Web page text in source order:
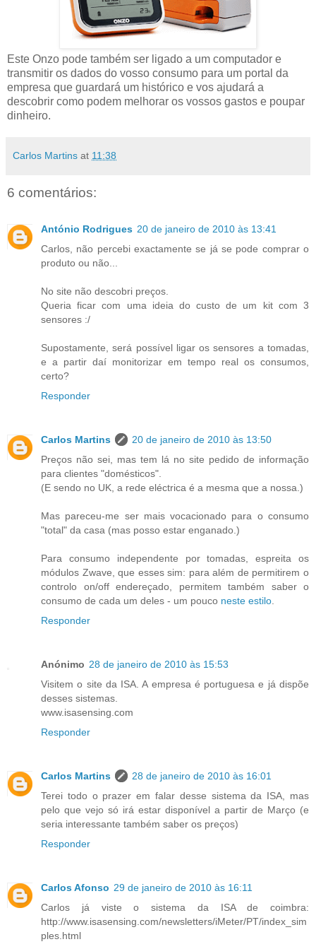
Este Onzo pode também ser ligado a um computador e
transmitir os dados do vosso consumo para um portal da
empresa que guardará um histórico e vos ajudará a
descobrir como podem melhorar os vossos gastos e poupar
dinheiro.
Carlos Martins at 11:38
6 comentários:
António Rodrigues 20 de janeiro de 2010 às 13:41
Carlos, não percebi exactamente se já se pode comprar o
produto ou não...
No site não descobri preços.
Queria ficar com uma ideia do custo de um kit com 3
sensores :/
Supostamente, será possível ligar os sensores a tomadas,
e a partir daí monitorizar em tempo real os consumos,
certo?
Responder
Carlos Martins
20 de janeiro de 2010 às 13:50
Preços não sei, mas tem lá no site pedido de informação
para clientes "domésticos".
(E sendo no UK, a rede eléctrica é a mesma que a nossa.)
Mas pareceu-me ser mais vocacionado para o consumo
"total" da casa (mas posso estar enganado.)
Para consumo independente por tomadas, espreita os
módulos Zwave, que esses sim: para além de permitirem o
controlo on/off endereçado, permitem também saber o
consumo de cada um deles - um pouco neste estilo
Responder
Anónimo 28 de janeiro de 2010 às 15:53
Visitem o site da ISA. A empresa é portuguesa e já dispõe
desses sistemas.
www.isasensing.com
Responder
Carlos Martins
28 de janeiro de 2010 às 16:01
Terei todo o prazer em falar desse sistema da ISA, mas
pelo que vejo só irá estar disponível a partir de Março (e
seria interessante também saber os preços)
Responder
Carlos Afonso 29 de janeiro de 2010 às 16:11
Carlos já viste o sistema da ISA de coimbra:
http://www.isasensing.com/newsletters/iMeter/PT/index_sim
ples.html